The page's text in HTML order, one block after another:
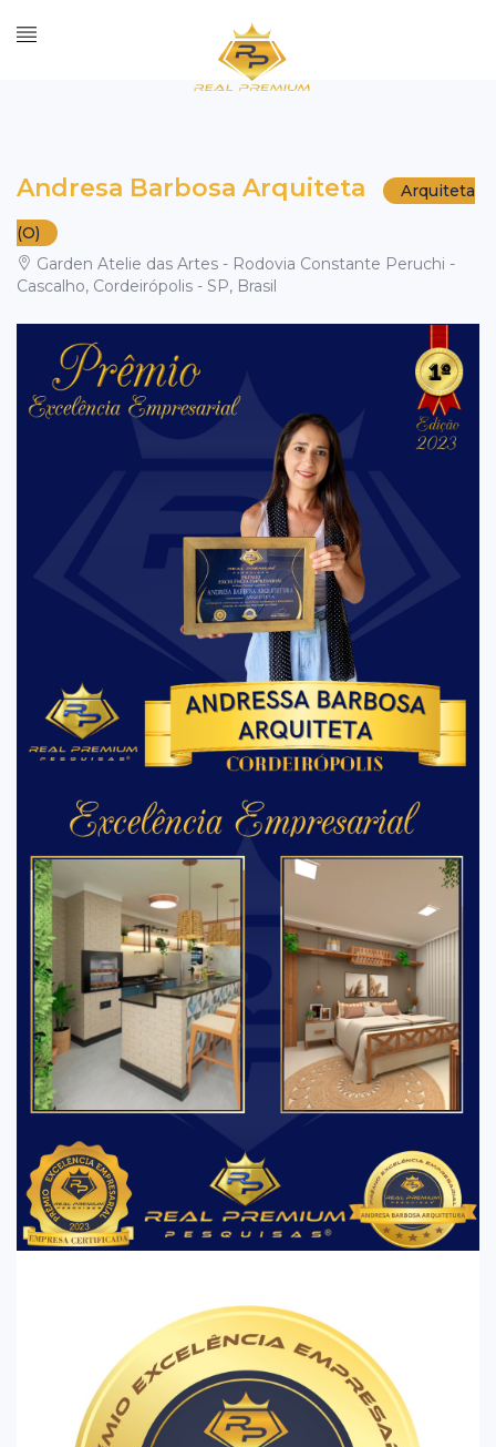
Andresa Barbosa Arquiteta Arquiteta
(o)
Garden Atelie das Artes - Rodovia Constante Peruchi -
Cascalho, Cordeirópolis - SP, Brasil